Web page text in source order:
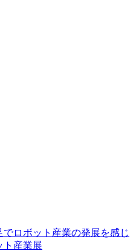
ロボット産業の発展を感じ
産業展